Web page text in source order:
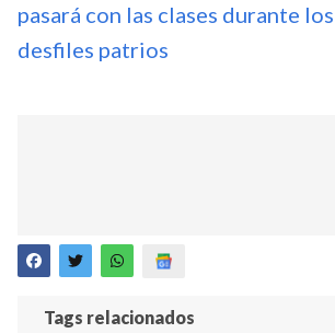
pasará con las clases durante
desfiles patrios
Tags relacionados